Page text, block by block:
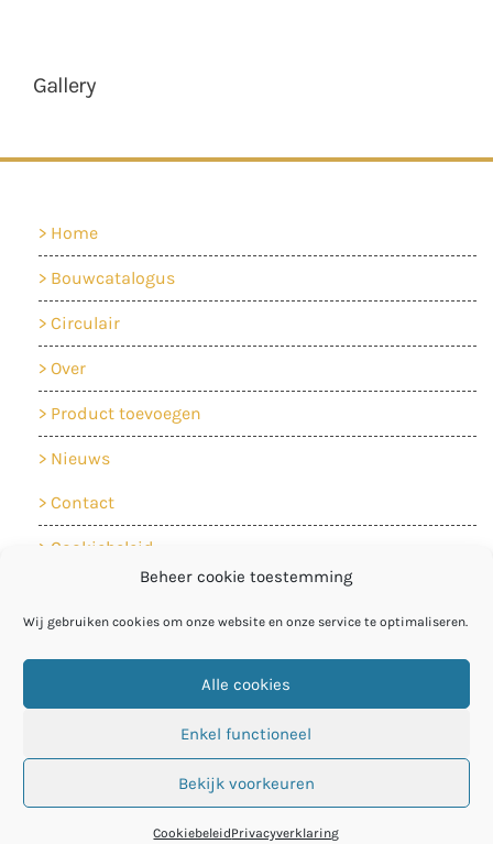
Beheer cookie toestemming
Wij gebruiken cookies om onze website en onze service te optimaliseren.
Alle cookies
Enkel functioneel
Bekijk voorkeuren
CookiebeleidPrivacyverklaring
Gallery
Home
Bouwcatalogus
Circulair
Over
Product toevoegen
Nieuws
Contact
Cookiebeleid
© De Circulaire Bouwcatalogus
Privacyverklaring